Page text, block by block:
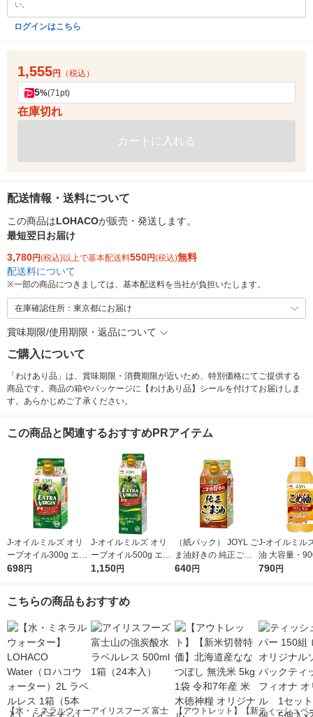
い。
ログインはこちら
1,555円 （税込）
5%(71pt)
在庫切れ
カートに入れる
配送情報・送料について
この商品はLOHACOが販売・発送します。
最短翌日お届け
3,780円(税込)以上で基本配送料550円(税込)無料
配送料について
※一部の商品につきましては、基本配送料を当社が負担いたします。
在庫確認住所：東京都にお届け
賞味期限/使用期限・返品について
ご購入について
「わけあり品」は、賞味期限・消費期限が近いため、特別価格にてご提供する
商品です。商品の箱やパッケージに【わけあり品】シールを付けてお届けしま
す。あらかじめご了承ください。
この商品と関連するおすすめPRアイテム
J-オイルミルズ オリ
ーブオイル300g エキ
ストラバージン スペ
L
698円
J-オイルミルズ オリ
ーブオイル500g エキ
ストラバージン スペ
L
1,150円
（紙パック） JOYL ご
ま油好きの 純正ごま
油 300g 1本 味の素 J-
640円
J-オイルミル
油 大容量・
ト 1本 JOYL
790円
こちらの商品もおすすめ
【水・ミネラルウォーアイリスフーズ 富士
【アウトレット】【新ティッシュペ